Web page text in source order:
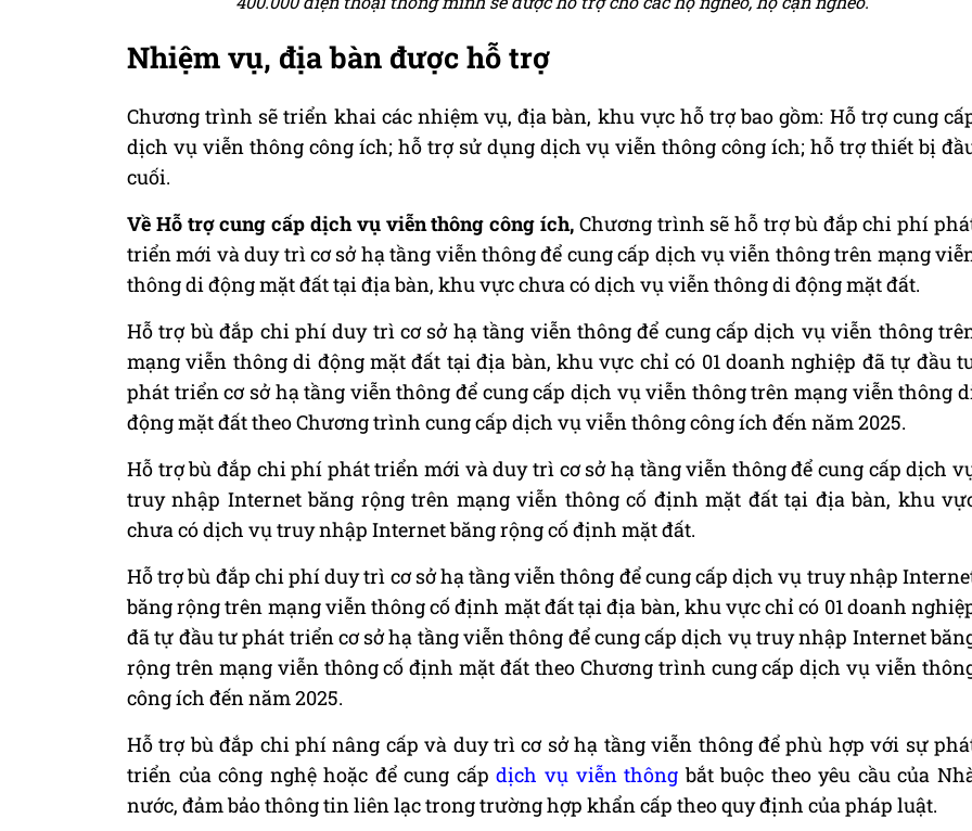
Nhiệm vụ, địa bàn được hỗ trợ
Chương trình sẽ triển khai các nhiệm vụ, địa bàn, khu vực hỗ trợ bao gồm: Hỗ trợ cung
dịch vụ viễn thông công ích; hỗ trợ sử dụng dịch vụ viễn thông công ích; hỗ trợ thiết bị
cuối.
Về Hỗ trợ cung cấp dịch vụ viễn thông công ích, Chương trình sẽ hỗ trợ bù đắp chi phí
triển mới và duy trì cơ sở hạ tầng viễn thông để cung cấp dịch vụ viễn thông trên mạng
thông di động mặt đất tại địa bàn, khu vực chưa có dịch vụ viễn thông di động mặt đất.
Hỗ trợ bù đắp chi phí duy trì cơ sở hạ tầng viễn thông để cung cấp dịch vụ viễn thông
mạng viễn thông di động mặt đất tại địa bàn, khu vực chỉ có 01 doanh nghiệp đã tự đầu
phát triển cơ sở hạ tầng viễn thông để cung cấp dịch vụ viễn thông trên mạng viễn thông
động mặt đất theo Chương trình cung cấp dịch vụ viễn thông công ích đến năm 2025.
Hỗ trợ bù đắp chi phí phát triển mới và duy trì cơ sở hạ tầng viễn thông để cung cấp dịch
truy nhập Internet băng rộng trên mạng viễn thông cố định mặt đất tại địa bàn, khu
chưa có dịch vụ truy nhập Internet băng rộng cố định mặt đất.
Hỗ trợ bù đắp chi phí duy trì cơ sở hạ tầng viễn thông để cung cấp dịch vụ truy nhập
băng rộng trên mạng viễn thông cố định mặt đất tại địa bàn, khu vực chỉ có 01 doanh
đã tự đầu tư phát triển cơ sở hạ tầng viễn thông để cung cấp dịch vụ truy nhập Internet
rộng trên mạng viễn thông cố định mặt đất theo Chương trình cung cấp dịch vụ viễn
công ích đến năm 2025.
Hỗ trợ bù đắp chi phí nâng cấp và duy trì cơ sở hạ tầng viễn thông để phù hợp với sự
triển của công nghệ hoặc để cung cấpdịch vụ viễn thông bắt buộc theo yêu cầu của
nước, đảm bảo thông tin liên lạc trong trường hợp khẩn cấp theo quy định của pháp luật.